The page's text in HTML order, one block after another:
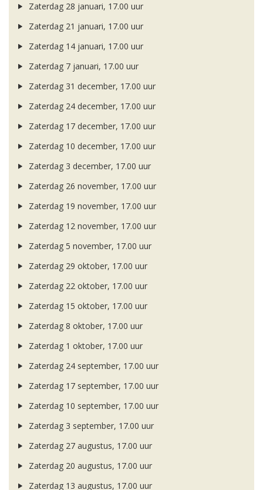
Zaterdag 28 januari, 17.00 uur
Zaterdag 21 januari, 17.00 uur
Zaterdag 14 januari, 17.00 uur
Zaterdag 7 januari, 17.00 uur
Zaterdag 31 december, 17.00 uur
Zaterdag 24 december, 17.00 uur
Zaterdag 17 december, 17.00 uur
Zaterdag 10 december, 17.00 uur
Zaterdag 3 december, 17.00 uur
Zaterdag 26 november, 17.00 uur
Zaterdag 19 november, 17.00 uur
Zaterdag 12 november, 17.00 uur
Zaterdag 5 november, 17.00 uur
Zaterdag 29 oktober, 17.00 uur
Zaterdag 22 oktober, 17.00 uur
Zaterdag 15 oktober, 17.00 uur
Zaterdag 8 oktober, 17.00 uur
Zaterdag 1 oktober, 17.00 uur
Zaterdag 24 september, 17.00 uur
Zaterdag 17 september, 17.00 uur
Zaterdag 10 september, 17.00 uur
Zaterdag 3 september, 17.00 uur
Zaterdag 27 augustus, 17.00 uur
Zaterdag 20 augustus, 17.00 uur
Zaterdag 13 augustus, 17.00 uur